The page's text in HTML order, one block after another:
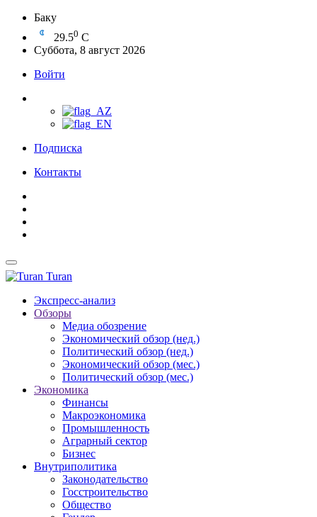
Баку
29.50 C
Суббота, 8 август 2026
Войти
Подписка
Контакты
Turan
Экспресс-анализ
Обзоры
Медиа обозрение
Экономический обзор (нед.)
Политический обзор (нед.)
Экономический обзор (мес.)
Политический обзор (мес.)
Экономика
Финансы
Макроэкономика
Промышленность
Аграрный сектор
Бизнес
Внутриполитика
Законодательство
Госстроительство
Общество